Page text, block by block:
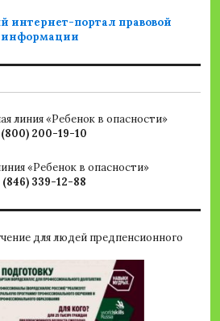
линия «Ребенок в опасности»
(800) 200-19-10
«Ребенок в опасности»
(846) 339-12-88
для людей предпенсионного